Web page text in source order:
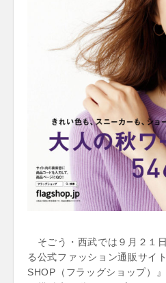
そごう・西武では９月２１
る公式ファッション通販サイ
SHOP（フラッグショップ）